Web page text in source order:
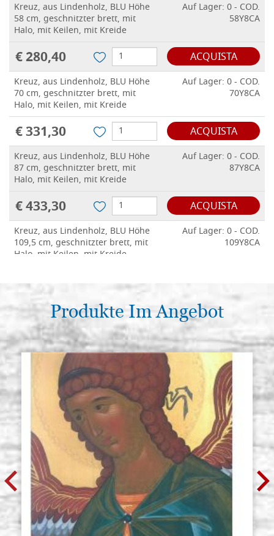
Kreuz, aus Lindenholz, BLU Höhe
58 cm, geschnitzter brett, mit
Halo, mit Keilen, mit Kreide
Auf Lager: 0 - COD.
58Y8CA
€ 280,40 ACQUISTA
Kreuz, aus Lindenholz, BLU Höhe
70 cm, geschnitzter brett, mit
Halo, mit Keilen, mit Kreide
Auf Lager: 0 - COD.
70Y8CA
€ 331,30 ACQUISTA
Kreuz, aus Lindenholz, BLU Höhe
87 cm, geschnitzter brett, mit
Halo, mit Keilen, mit Kreide
Auf Lager: 0 - COD.
87Y8CA
€ 433,30 ACQUISTA
Kreuz, aus Lindenholz, BLU Höhe
109,5 cm, geschnitzter brett, mit
Halo, mit Keilen, mit Kreide
Auf Lager: 0 - COD.
109Y8CA
€ 484,30
Produkte Im Angebot